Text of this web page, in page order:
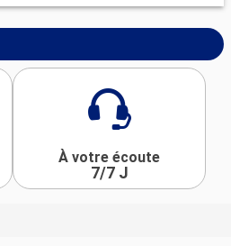
À votre écoute
7/7 J